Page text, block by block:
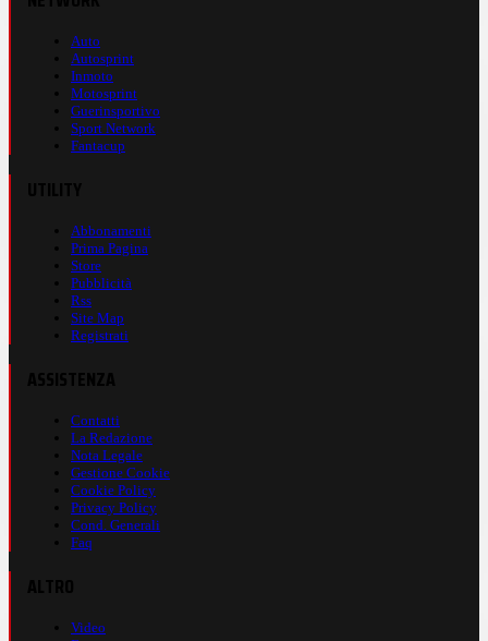
Auto
Autosprint
Inmoto
Motosprint
Guerinsportivo
Sport Network
Fantacup
Abbonamenti
Prima Pagina
Store
Pubblicità
Rss
Site Map
Registrati
Contatti
La Redazione
Nota Legale
Gestione Cookie
Cookie Policy
Privacy Policy
Cond. Generali
Faq
Video